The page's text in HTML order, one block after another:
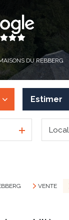
DU REBBERG
Estimer
VENTE